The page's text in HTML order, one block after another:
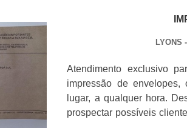
LYONS
Atendimento exclusivo
impressão de
lugar, a qualquer hora.
prospectar possíveis